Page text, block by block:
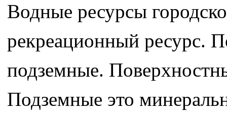
Водные ресурсы
рекреационный ресурс.
подземные.
Подземные это